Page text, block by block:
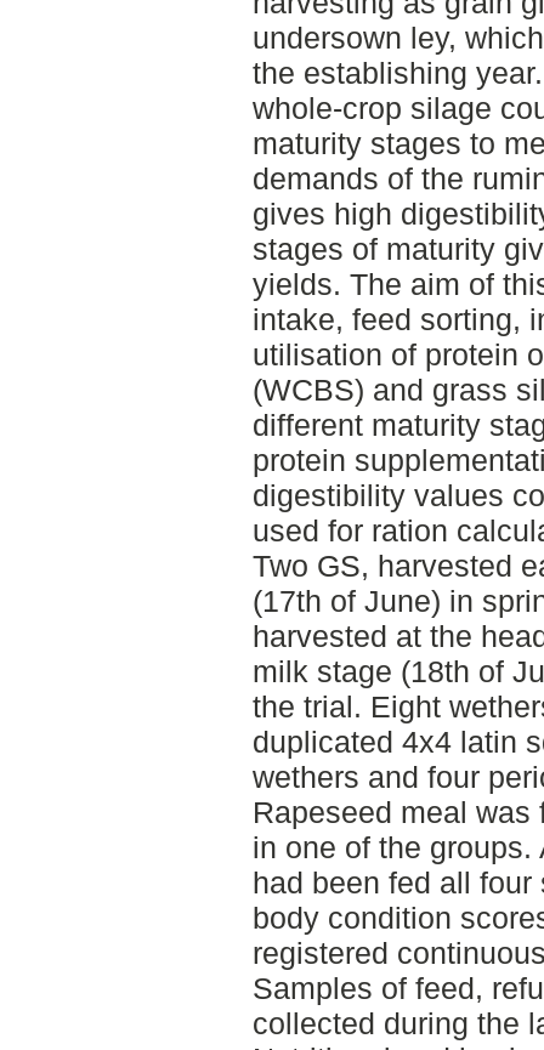
undersown ley,
the establishing
whole-crop silage
maturity stages to
demands of the
gives high
stages of maturity
yields. The aim of
intake, feed sorting,
utilisation of protein
(WCBS) and grass
different maturity
protein
digestibility values
used for ration
Two GS, harvested
(17th of June) in
harvested at the
milk stage (18th of
the trial. Eight
duplicated 4x4 latin
wethers and four
Rapeseed meal
in one of the
had been fed all
body condition
registered
Samples of feed,
collected during the